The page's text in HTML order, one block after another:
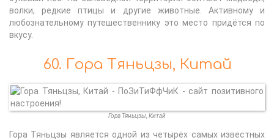
волки, редкие птицы и другие животные. Активному и
любознательному путешественнику это место придётся по
вкусу.
60. Гора Тяньцзы, Китай
Гора Тяньцзы, Китай
Гора Тяньцзы является одной из четырёх самых известных